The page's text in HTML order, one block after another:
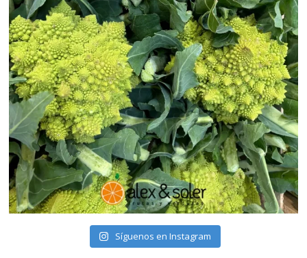
Síguenos en Instagram